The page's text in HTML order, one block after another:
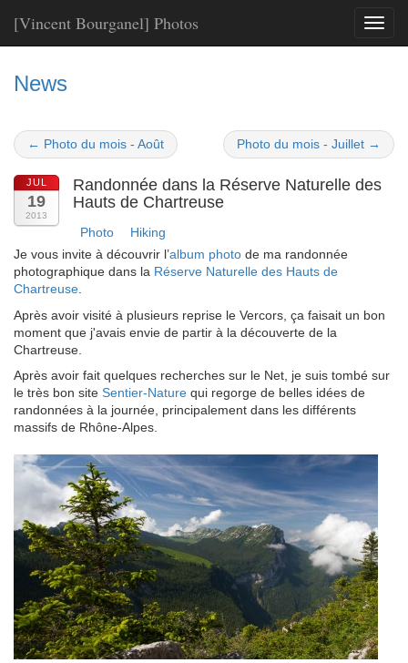
Toggle
[Vincent Bourganel] Photos
News
← Photo du mois - Août Photo du mois - Juillet →
JUL
19
2013
Randonnée dans la Réserve Naturelle des
Hauts de Chartreuse
Photo
Hiking
Je vous invite à découvrir l’album photo de ma randonnée
photographique dans la Réserve Naturelle des Hauts de
Chartreuse
Après avoir visité à plusieurs reprise le Vercors, ça faisait un bon
moment que j'avais envie de partir à la découverte de la
Chartreuse.
Après avoir fait quelques recherches sur le Net, je suis tombé sur
le très bon site Sentier-Nature qui regorge de belles idées de
randonnées à la journée, principalement dans les différents
massifs de Rhône-Alpes.